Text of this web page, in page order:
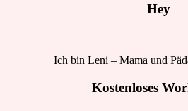
Hey
Ich bin Leni – Mama und
Kostenloses